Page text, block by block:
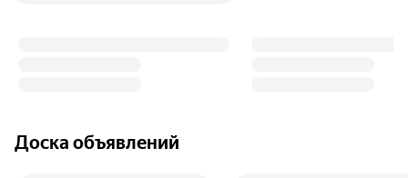
Доска объявлений